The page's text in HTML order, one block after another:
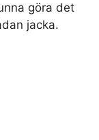
göra det
jacka.